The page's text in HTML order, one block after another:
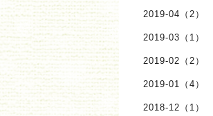
2019-04（2）
2019-03（1）
2019-02（2）
2019-01（4）
2018-12（1）